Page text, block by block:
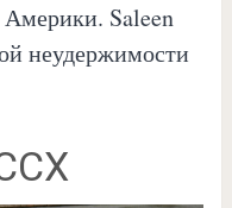
Saleen
неудержимости